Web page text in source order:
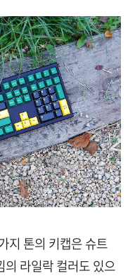
지 톤의 키캡은 슈트
라일락 컬러도 있으